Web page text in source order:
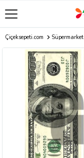
Çiçeksepeti.com Süpermarket